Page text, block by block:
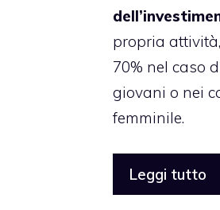
propria
70% nel caso
giovani o nei
femminile.
Leggi tutto